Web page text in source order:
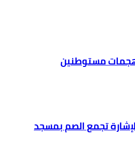
مستوطنين
تجمع الصم بمسجد